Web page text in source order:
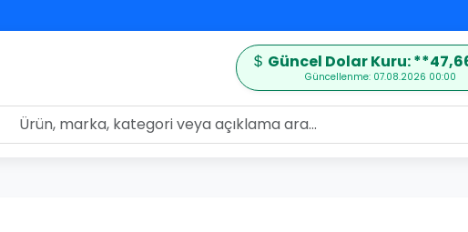
Güncel Dolar Kuru:
Güncellenme: 07.08.2026 00:00